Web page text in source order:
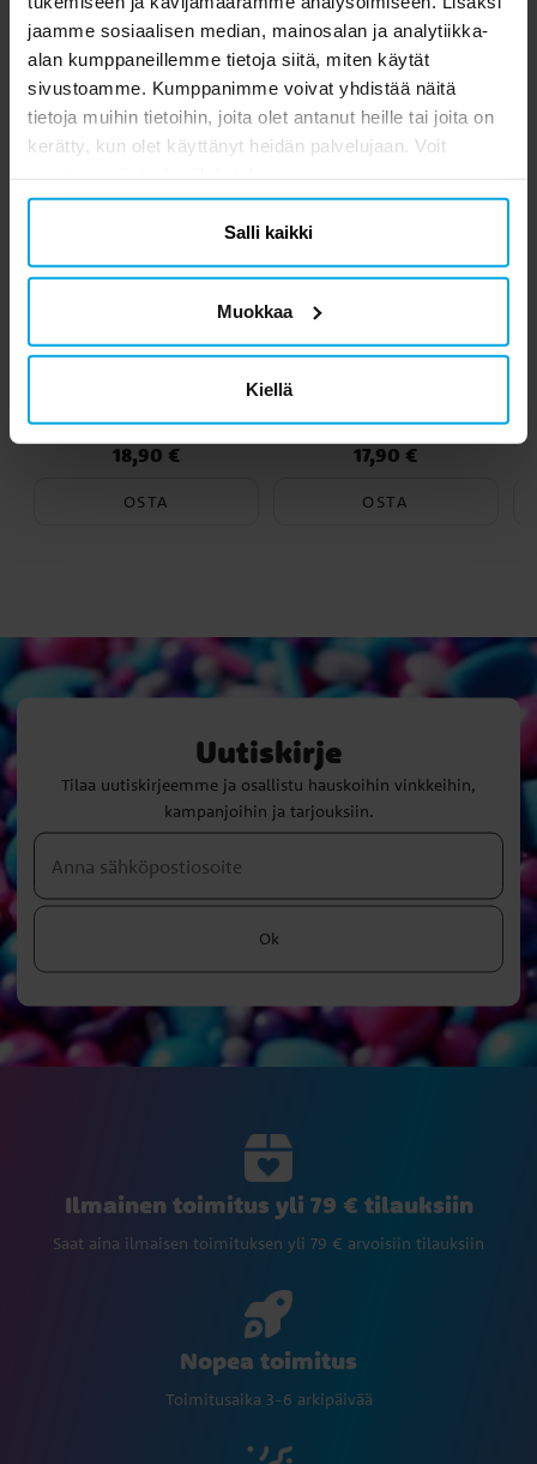
jaamme sosiaalisen median, mainosalan ja analytiikka-
alan kumppaneillemme tietoja siitä, miten käytät
sivustoamme. Kumppanimme voivat yhdistää näitä
tietoja muihin tietoihin, joita olet antanut heille tai joita on
kerätty, kun olet käyttänyt heidän palvelujaan. Voit
Salli kaikki
Muokkaa
Kiellä
Toiset asiakkaat ostivat myös
Hinta:18,90 €
18,90 €
OSTA
Lilo & Stitch - Lasten
Hinta:17,90 €
17,90 €
OSTA
Uutiskirje
Tilaa uutiskirjeemme ja osallistu hauskoihin vinkkeihin,
kampanjoihin ja tarjouksiin.
Ok
Ilmainen toimitus yli 79 € tilauksiin
Saat aina ilmaisen toimituksen yli 79 € arvoisiin tilauksiin
Nopea toimitus
Toimitusaika 3-6 arkipäivää